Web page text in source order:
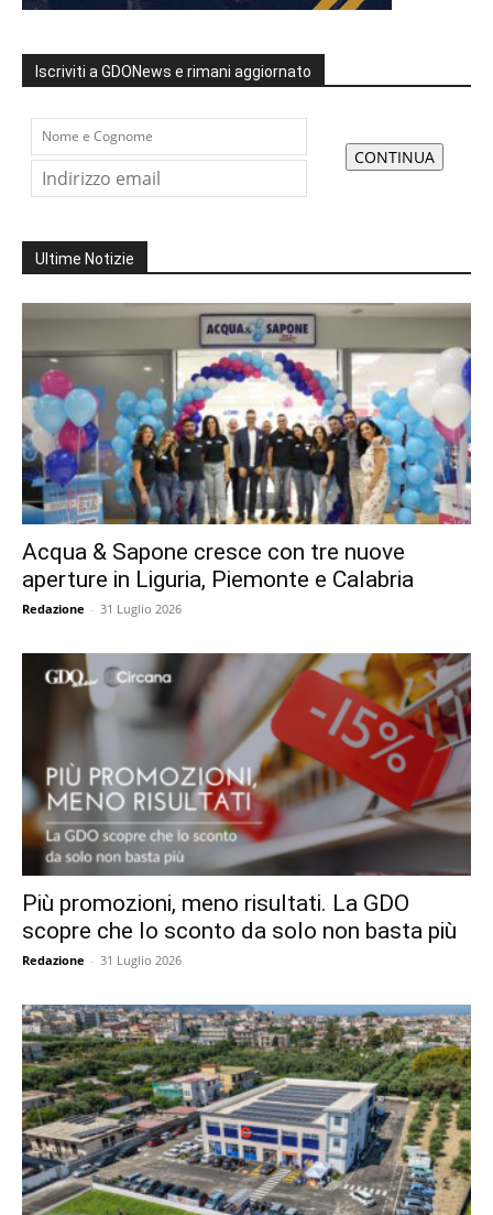
Iscriviti a GDONews e rimani aggiornato
Ultime Notizie
Acqua & Sapone cresce con tre nuove
aperture in Liguria, Piemonte e Calabria
Redazione - 31 Luglio 2026
Più promozioni, meno risultati. La GDO
scopre che lo sconto da solo non basta più
Redazione - 31 Luglio 2026